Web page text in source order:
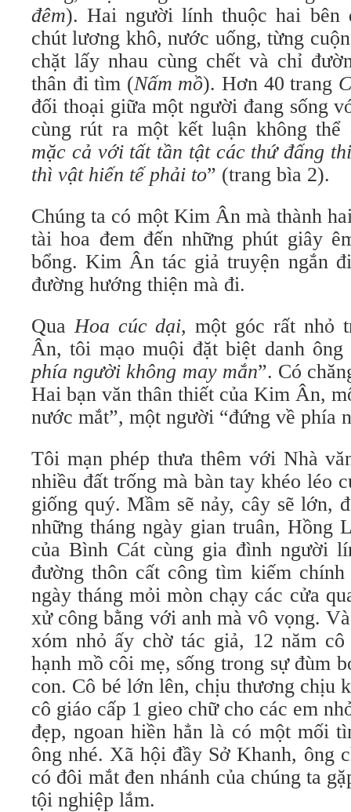
đêm). Hai người lính thuộc hai bên
chút lương khô, nước uống, từng
chặt lấy nhau cùng chết và chỉ
thân đi tìm (Nấm mồ). Hơn 40 trang
đối thoại giữa một người đang sống
cùng rút ra một kết luận không
mặc cả với tất tần tật các thứ đấng
thì vật hiến tế phải to” (trang bìa 2).
Chúng ta có một Kim Ân mà thành
tài hoa đem đến những phút giây
bổng. Kim Ân tác giả truyện ngắn
đường hướng thiện mà đi.
QuaHoa cúc dại, một góc rất nhỏ
Ân, tôi mạo muội đặt biệt danh
phía người không may mắn”. Có
Hai bạn văn thân thiết của Kim Ân,
nước mắt”, một người “đứng về phía
Tôi mạn phép thưa thêm với Nhà
nhiều đất trống mà bàn tay khéo léo
giống quý. Mầm sẽ nảy, cây sẽ lớn,
những tháng ngày gian truân, Hồng
của Bình Cát cùng gia đình người
đường thôn cất công tìm kiếm chính
ngày tháng mỏi mòn chạy các cửa
xử công bằng với anh mà vô vọng.
xóm nhỏ ấy chờ tác giả, 12 năm
hạnh mồ côi mẹ, sống trong sự đùm
con. Cô bé lớn lên, chịu thương chịu
cô giáo cấp 1 gieo chữ cho các em
đẹp, ngoan hiền hẳn là có một mối
ông nhé. Xã hội đầy Sở Khanh, ông
có đôi mắt đen nhánh của chúng ta
tội nghiệp lắm.